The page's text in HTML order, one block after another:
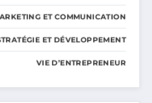
ET COMMUNICATION
ET DÉVELOPPEMENT
VIE D’ENTREPRENEUR